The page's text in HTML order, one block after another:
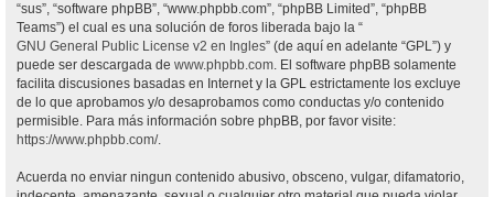
“sus”, “software phpBB”, “www.phpbb.com”, “phpBB Limited”, “phpBB
Teams”) el cual es una solución de foros liberada bajo la “
GNU General Public License v2 en Ingles” (de aquí en adelante “GPL”) y
puede ser descargada de www.phpbb.com. El software phpBB solamente
facilita discusiones basadas en Internet y la GPL estrictamente los excluye
de lo que aprobamos y/o desaprobamos como conductas y/o contenido
permisible. Para más información sobre phpBB, por favor visite:
https://www.phpbb.com/.
Acuerda no enviar ningun contenido abusivo, obsceno, vulgar, difamatorio,